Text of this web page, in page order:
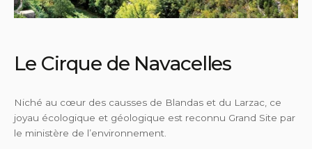
Le Cirque de Navacelles
Niché au cœur des causses de Blandas et du Larzac, ce
joyau écologique et géologique est reconnu Grand Site par
le ministère de l’environnement.